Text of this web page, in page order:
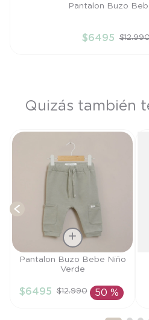
AÑADIR AL
Pantalon Buzo
$6495 $12.
Quizás también
Talla
AÑADIR AL
Pantalon Buzo Bebe Niño
Verde
$6495 $12.990 50 %